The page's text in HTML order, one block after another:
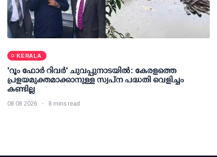
KERALA
'റൂം ഫോര്‍ റിവര്‍' ചുവപ്പുനാടയില്‍: കേരളത്തെ
പ്രളയമുക്തമാക്കാനുള്ള സ്വപ്ന പദ്ധതി വെളിച്ചം
കണ്ടില്ല
08 08 2026 8 mins read